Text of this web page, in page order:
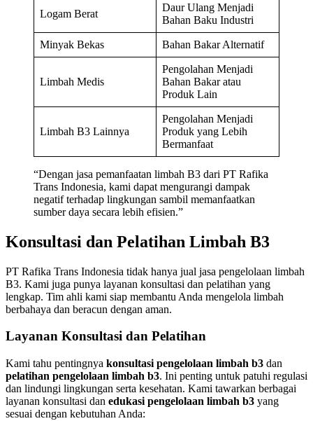
Logam Berat
Daur Ulang Menjadi
Bahan Baku Industri
Minyak Bekas Bahan Bakar Alternatif
Limbah Medis
Pengolahan Menjadi
Bahan Bakar atau
Produk Lain
Limbah B3 Lainnya
Pengolahan Menjadi
Produk yang Lebih
Bermanfaat
“Dengan jasa pemanfaatan limbah B3 dari PT Rafika
Trans Indonesia, kami dapat mengurangi dampak
negatif terhadap lingkungan sambil memanfaatkan
sumber daya secara lebih efisien.”
Konsultasi dan Pelatihan Limbah B3
PT Rafika Trans Indonesia tidak hanya jual jasa pengelolaan limbah
B3. Kami juga punya layanan konsultasi dan pelatihan yang
lengkap. Tim ahli kami siap membantu Anda mengelola limbah
berbahaya dan beracun dengan aman.
Layanan Konsultasi dan Pelatihan
Kami tahu pentingnya konsultasi pengelolaan limbah b3 dan
pelatihan pengelolaan limbah b3. Ini penting untuk patuhi regulasi
dan lindungi lingkungan serta kesehatan. Kami tawarkan berbagai
layanan konsultasi dan edukasi pengelolaan limbah b3 yang
sesuai dengan kebutuhan Anda: